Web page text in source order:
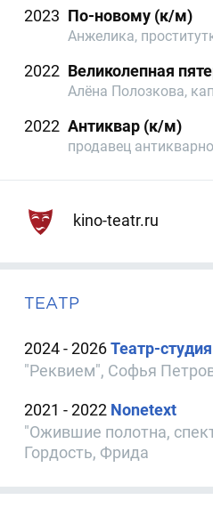
2023 По-новому (к/м)
Анжелика,
2022 Великолепная
Алёна Полозкова,
2022 Антиквар (к/м)
продавец
kino-teatr.ru
ТЕАТР
2024 - 2026Театр-
"Реквием", Софья
2021 - 2022 Nonetext
"Ожившие полотна,
Гордость, Фрида